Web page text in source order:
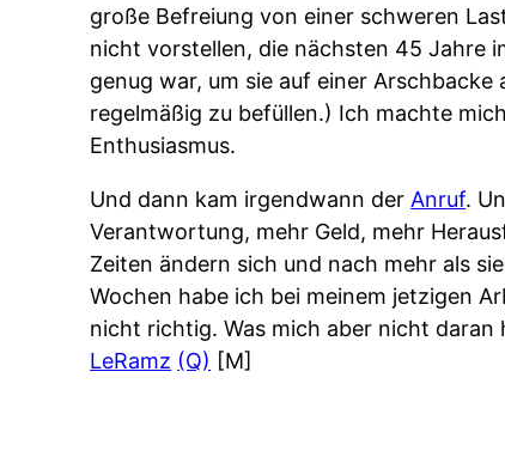
große Befreiung von einer schweren
nicht vorstellen, die nächsten 45 Jahre
genug war, um sie auf einer
regelmäßig zu befüllen.) Ich machte
Enthusiasmus.
Und dann kam irgendwann der Anruf.
Verantwortung, mehr Geld, mehr
Zeiten ändern sich und nach mehr als
Wochen habe ich bei meinem jetzigen
nicht richtig. Was mich aber nicht daran
LeRamz (Q) [M]